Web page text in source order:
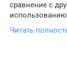
сравнение с
Читать